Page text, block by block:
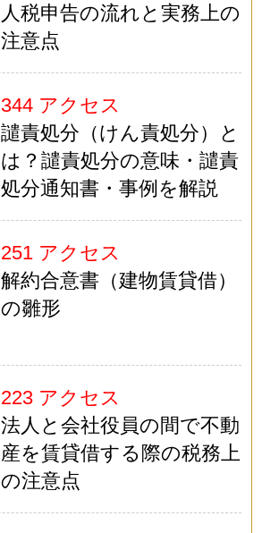
人税申告の流れと実務上の
注意点
344 アクセス
譴責処分（けん責処分）と
は？譴責処分の意味・譴責
処分通知書・事例を解説
251 アクセス
解約合意書（建物賃貸借）
の雛形
223 アクセス
法人と会社役員の間で不動
産を賃貸借する際の税務上
の注意点